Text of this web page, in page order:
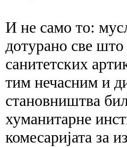
И не само то:
дотурано све
санитетских
тим нечасним и
становништва
хуманитарне
комесаријата за